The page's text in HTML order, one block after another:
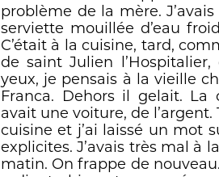
problème de la mère.
serviette mouillée d’eau
C’était à la cuisine, tard,
de saint Julien
yeux, je pensais à la vieille
Franca. Dehors il gelait. La
avait une voiture, de
cuisine et j’ai laissé un mot
explicites. J’avais très mal à
matin. On frappe de